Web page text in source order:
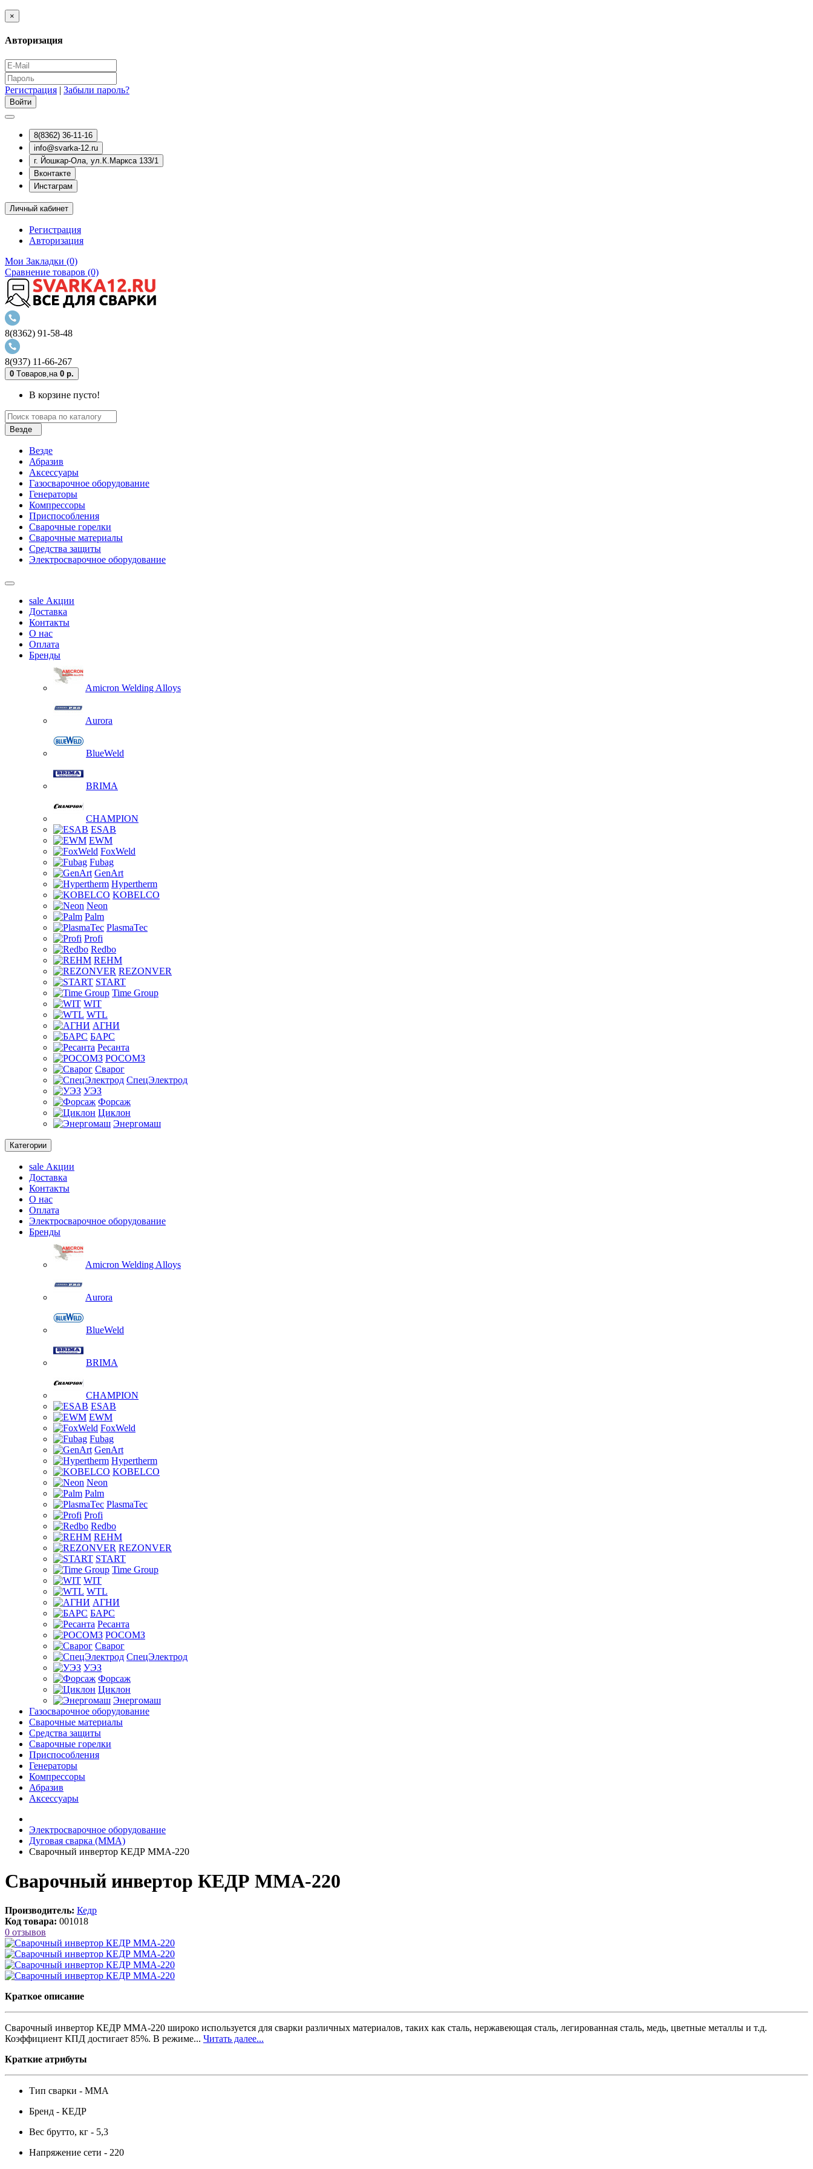
×
Авторизация
Регистрация | Забыли пароль?
8(8362) 36-11-16
info@svarka-12.ru
г. Йошкар-Ола, ул.К.Маркса 133/1
Вконтакте
Инстаграм
Личный кабинет
Регистрация
Авторизация
Мои Закладки (0)
Сравнение товаров (0)
8(8362) 91-58-48
8(937) 11-66-267
0 Tоваров, на 0 р.
В корзине пусто!
Везде
Везде
Абразив
Аксессуары
Газосварочное оборудование
Генераторы
Компрессоры
Приспособления
Сварочные горелки
Сварочные материалы
Средства защиты
Электросварочное оборудование
sale Акции
Доставка
Контакты
О нас
Оплата
Бренды
Amicron Welding Alloys
Aurora
BlueWeld
BRIMA
CHAMPION
ESAB
EWM
FoxWeld
Fubag
GenArt
Hypertherm
KOBELCO
Neon
Palm
PlasmaTec
Profi
Redbo
REHM
REZONVER
START
Time Group
WIT
WTL
АГНИ
БАРС
Ресанта
РОСОМЗ
Сварог
СпецЭлектрод
УЭЗ
Форсаж
Циклон
Энергомаш
Категории
sale Акции
Доставка
Контакты
О нас
Оплата
Электросварочное оборудование
Бренды
Amicron Welding Alloys
Aurora
BlueWeld
BRIMA
CHAMPION
ESAB
EWM
FoxWeld
Fubag
GenArt
Hypertherm
KOBELCO
Neon
Palm
PlasmaTec
Profi
Redbo
REHM
REZONVER
START
Time Group
WIT
WTL
АГНИ
БАРС
Ресанта
РОСОМЗ
Сварог
СпецЭлектрод
УЭЗ
Форсаж
Циклон
Энергомаш
Газосварочное оборудование
Сварочные материалы
Средства защиты
Сварочные горелки
Приспособления
Генераторы
Компрессоры
Абразив
Аксессуары
Электросварочное оборудование
Дуговая сварка (MMA)
Сварочный инвертор КЕДР MMA-220
Сварочный инвертор КЕДР MMA-220
Производитель: Кедр
Код товара: 001018
0 отзывов
Краткое описание
Сварочный инвертор КЕДР MMA-220 широко используется для сварки различных материалов, таких как сталь, нержавеющая сталь, легированная сталь, медь, цветные металлы и т.д.
Коэффициент КПД достигает 85%. В режиме... Читать далее...
Краткие атрибуты
Тип сварки - MMA
Бренд - КЕДР
Вес брутто, кг - 5,3
Напряжение сети - 220